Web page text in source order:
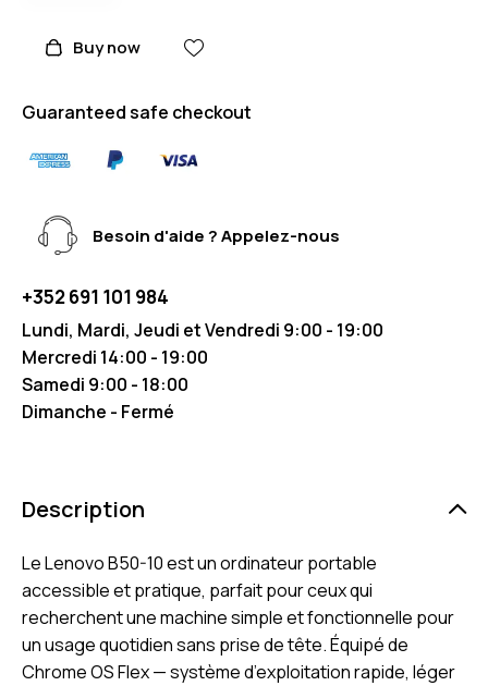
Buy now
Guaranteed safe checkout
Besoin d'aide ? Appelez-nous
+352 691 101 984
Lundi, Mardi, Jeudi et Vendredi 9:00 - 19:00
Mercredi 14:00 - 19:00
Samedi 9:00 - 18:00
Dimanche - Fermé
Description
Le Lenovo B50-10 est un ordinateur portable
accessible et pratique, parfait pour ceux qui
recherchent une machine simple et fonctionnelle pour
un usage quotidien sans prise de tête. Équipé de
Chrome OS Flex — système d’exploitation rapide, léger